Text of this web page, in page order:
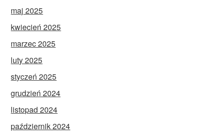
maj 2025
kwiecień 2025
marzec 2025
luty 2025
styczeń 2025
grudzień 2024
listopad 2024
październik 2024